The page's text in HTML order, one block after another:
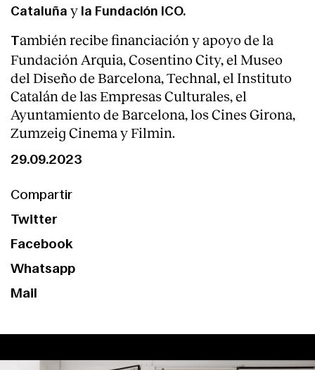
Clientes
Cataluña y la Fundación ICO.
También recibe financiación y apoyo de la
Fundación Arquia, Cosentino City, el Museo
del Diseño de Barcelona, Technal, el Instituto
Catalán de las Empresas Culturales, el
Ayuntamiento de Barcelona, los Cines Girona,
Zumzeig Cinema y Filmin.
29.09.2023
Compartir
Twitter
Facebook
Whatsapp
Mail